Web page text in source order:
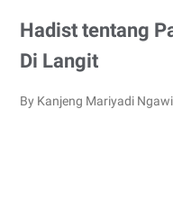
Hadist tentang
Di Langit
By Kanjeng Mariyadi Ngawi